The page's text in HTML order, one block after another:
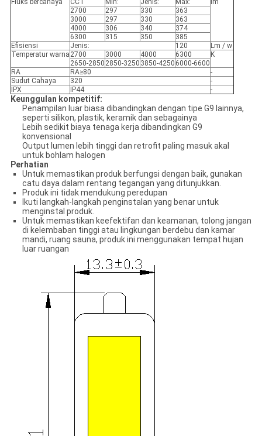
Fluks bercahaya CCT Min: Jenis: Max:
lm
2700
297 330
363
3000
297 330
363
4000
306 340
374
6300
315 350
385
Efisiensi
Jenis: 120
Lm / w
Temperatur warna 2700 3000 4000 6300
K
2650-2850 2850-3250 3850-4250 6000-6600
RA
RA≥80
-
Sudut Cahaya
320
-
IPX
IP44 -
Keunggulan kompetitif:
Penampilan luar biasa dibandingkan dengan tipe G9 lainnya,
seperti silikon, plastik, keramik dan sebagainya
Lebih sedikit biaya tenaga kerja dibandingkan G9
konvensional
Output lumen lebih tinggi dan retrofit paling masuk akal
untuk bohlam halogen
Perhatian
Untuk memastikan produk berfungsi dengan baik, gunakan
catu daya dalam rentang tegangan yang ditunjukkan.
Produk ini tidak mendukung peredupan
Ikuti langkah-langkah penginstalan yang benar untuk
menginstal produk.
Untuk memastikan keefektifan dan keamanan, tolong jangan
di kelembaban tinggi atau lingkungan berdebu dan kamar
mandi, ruang sauna, produk ini menggunakan tempat hujan
luar ruangan